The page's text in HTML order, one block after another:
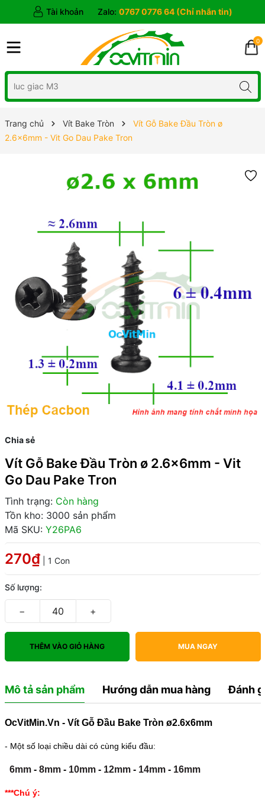
Tài khoản Zalo: 0767 0776 64 (Chỉ nhắn tin)
0
Trang chủ Vít Bake Tròn
Vít Gỗ Bake Đầu Tròn ø
2.6x6mm - Vit Go Dau Pake Tron
Chia sẻ
Vít Gỗ Bake Đầu Tròn ø 2.6x6mm - Vit
Go Dau Pake Tron
Tình trạng: Còn hàng
Tồn kho: 3000 sản phẩm
Mã SKU: Y26PA6
270₫ | 1 Con
Số lượng:
− +
THÊM VÀO GIỎ HÀNG MUA NGAY
Mô tả sản phẩm Hướng dẫn mua hàng Đánh
OcVitMin.Vn - Vít Gỗ Đầu Bake Tròn ø2.6x6mm
- Một số loại chiều dài có cùng kiểu đầu:
6mm- 8mm- 10mm- 12mm- 14mm- 16mm
***Chú ý: